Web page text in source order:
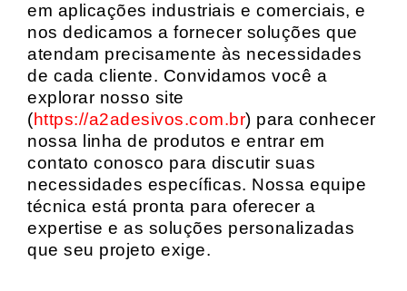
em aplicações industriais e comerciais, e
nos dedicamos a fornecer soluções que
atendam precisamente às necessidades
de cada cliente. Convidamos você a
explorar nosso site
(https://a2adesivos.com.br) para conhecer
nossa linha de produtos e entrar em
contato conosco para discutir suas
necessidades específicas. Nossa equipe
técnica está pronta para oferecer a
expertise e as soluções personalizadas
que seu projeto exige.